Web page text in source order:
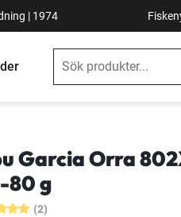
| 1974
Garcia Orra
80 g
(2)